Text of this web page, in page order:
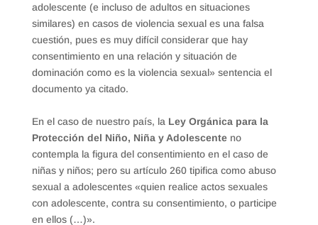
adolescente (e incluso de adultos en situaciones
similares) en casos de violencia sexual es una falsa
cuestión, pues es muy difícil considerar que hay
consentimiento en una relación y situación de
dominación como es la violencia sexual» sentencia el
documento ya citado.
En el caso de nuestro país, la Ley Orgánica para la
Protección del Niño, Niña y Adolescenteno
contempla la figura del consentimiento en el caso de
niñas y niños; pero su artículo 260 tipifica como abuso
sexual a adolescentes «quien realice actos sexuales
con adolescente, contra su consentimiento, o participe
en ellos (…)».